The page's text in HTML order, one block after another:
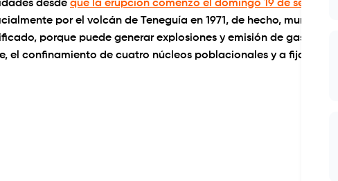
desde que la erupción comenzó el domingo 19 de
por el volcán de Teneguía en 1971, de hecho, murió a
porque puede generar explosiones y emisión de gases
confinamiento de cuatro núcleos poblacionales y a fijar un